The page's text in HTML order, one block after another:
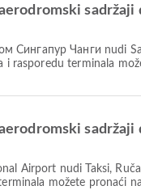
i rasporedu terminala
možete pronaći na